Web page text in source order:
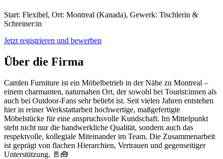
Start: Flexibel, Ort: Montreal (Kanada), Gewerk: Tischlerin &
Schreiner:in
Jetzt registrieren und bewerben
Über die Firma
Camlen Furniture ist ein Möbelbetrieb in der Nähe zu Montreal –
einem charmanten, naturnahen Ort, der sowohl bei Tourist:innen als
auch bei Outdoor-Fans sehr beliebt ist. Seit vielen Jahren entstehen
hier in reiner Werkstattarbeit hochwertige, maßgefertigte
Möbelstücke für eine anspruchsvolle Kundschaft. Im Mittelpunkt
steht nicht nur die handwerkliche Qualität, sondern auch das
respektvolle, kollegiale Miteinander im Team. Die Zusammenarbeit
ist geprägt von flachen Hierarchien, Vertrauen und gegenseitiger
Unterstützung. 🚪🧰